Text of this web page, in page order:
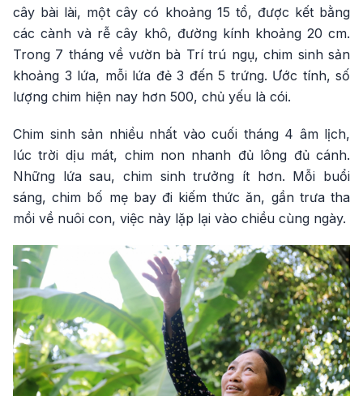
cây bài lài, một cây có khoảng 15 tổ, được kết bằng
các cành và rễ cây khô, đường kính khoảng 20 cm.
Trong 7 tháng về vườn bà Trí trú ngụ, chim sinh sản
khoảng 3 lứa, mỗi lứa đẻ 3 đến 5 trứng. Ước tính, số
lượng chim hiện nay hơn 500, chủ yếu là cói.
Chim sinh sản nhiều nhất vào cuối tháng 4 âm lịch,
lúc trời dịu mát, chim non nhanh đủ lông đủ cánh.
Những lứa sau, chim sinh trưởng ít hơn. Mỗi buổi
sáng, chim bố mẹ bay đi kiếm thức ăn, gần trưa tha
mồi về nuôi con, việc này lặp lại vào chiều cùng ngày.